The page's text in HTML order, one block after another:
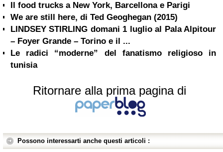
Il food trucks a New York, Barcellona e Parigi
We are still here, di Ted Geoghegan (2015)
LINDSEY STIRLING domani 1 luglio al Pala Alpitour
– Foyer Grande – Torino e il ...
Le radici “moderne” del fanatismo religioso in
tunisia
Ritornare alla prima pagina di
Possono interessarti anche questi articoli :